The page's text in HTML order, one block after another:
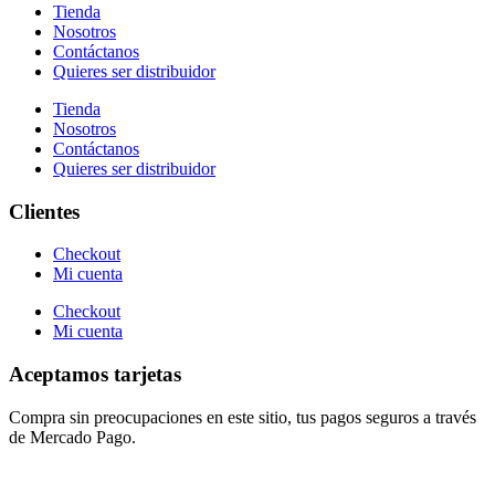
Tienda
Nosotros
Contáctanos
Quieres ser distribuidor
Tienda
Nosotros
Contáctanos
Quieres ser distribuidor
Clientes
Checkout
Mi cuenta
Checkout
Mi cuenta
Aceptamos tarjetas
Compra sin preocupaciones en este sitio, tus pagos seguros a través
de Mercado Pago.